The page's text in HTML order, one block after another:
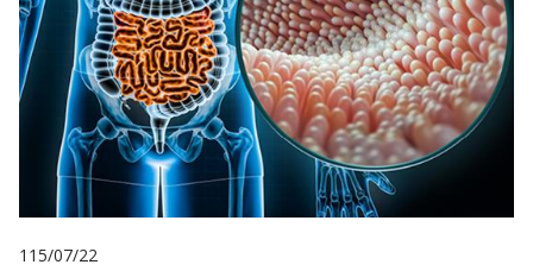
115/07/22